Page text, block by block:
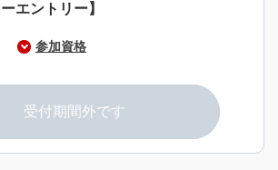
エントリー】
参加資格
可能な健康な15歳以上の男女
の同意が必要
受付期間外です